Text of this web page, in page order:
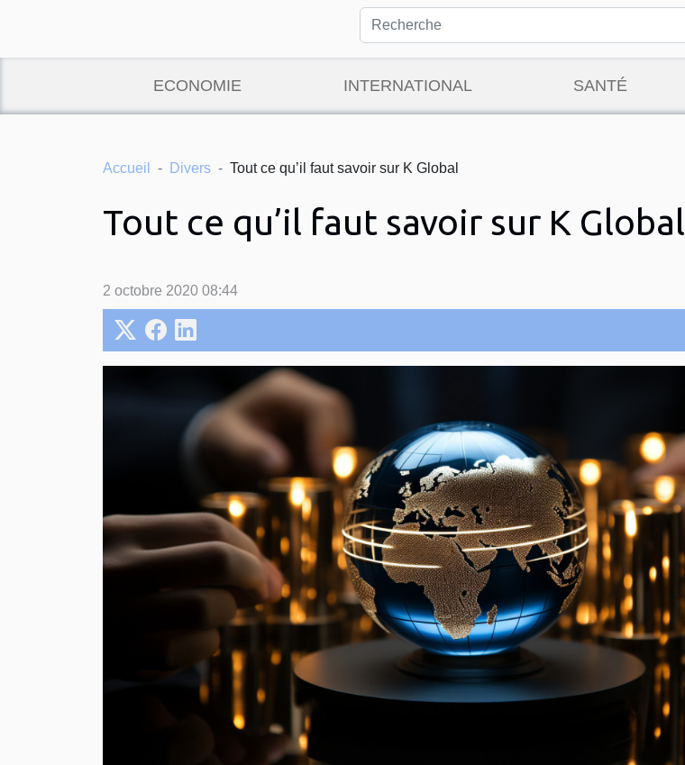
ECONOMIE INTERNATIONAL SANTÉ
Accueil Divers Tout ce qu’il faut savoir sur K Global
Tout ce qu’il faut savoir sur K Global
2 octobre 2020 08:44